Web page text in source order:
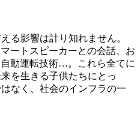
る影響は計り知れません。
ートスピーカーとの会話、お
動運転技術…。これら全てに
を生きる子供たちにとっ
なく、社会のインフラの一